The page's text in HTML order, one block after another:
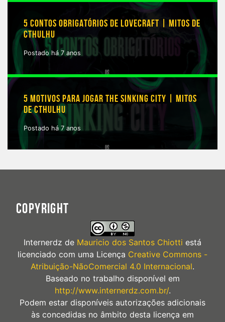
5 CONTOS OBRIGATÓRIOS DE LOVECRAFT | MITOS DE
CTHULHU
Postado há 7 anos
5 MOTIVOS PARA JOGAR THE SINKING CITY | MITOS
DE CTHULHU
Postado há 7 anos
COPYRIGHT
Internerdz de Mauricio dos Santos Chiotti está
licenciado com uma Licença Creative Commons -
Atribuição-NãoComercial 4.0 Internacional.
Baseado no trabalho disponível em
http://www.internerdz.com.br/.
Podem estar disponíveis autorizações adicionais
às concedidas no âmbito desta licença em